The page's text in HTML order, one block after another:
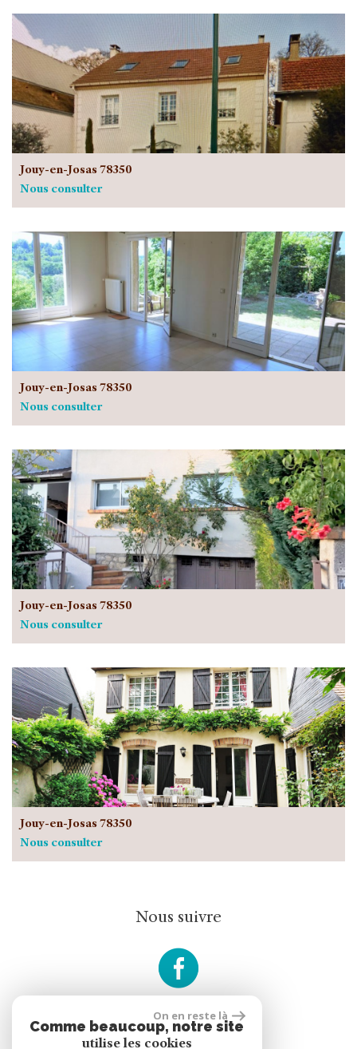
Jouy-en-Josas 78350
Nous consulter
Jouy-en-Josas 78350
Nous consulter
Jouy-en-Josas 78350
Nous consulter
Jouy-en-Josas 78350
Nous consulter
Nous suivre
rèalisé par
On en reste là
Comme beaucoup, notre site
utilise les cookies